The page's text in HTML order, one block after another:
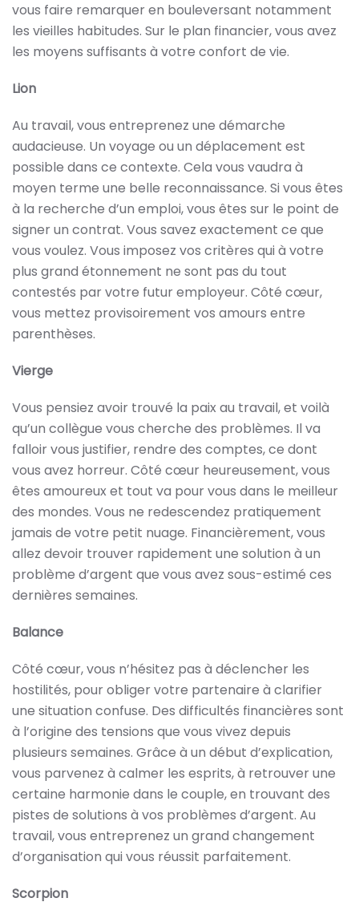
vous faire remarquer en bouleversant notamment
les vieilles habitudes. Sur le plan financier, vous avez
les moyens suffisants à votre confort de vie.
Lion
Au travail, vous entreprenez une démarche
audacieuse. Un voyage ou un déplacement est
possible dans ce contexte. Cela vous vaudra à
moyen terme une belle reconnaissance. Si vous êtes
à la recherche d’un emploi, vous êtes sur le point de
signer un contrat. Vous savez exactement ce que
vous voulez. Vous imposez vos critères qui à votre
plus grand étonnement ne sont pas du tout
contestés par votre futur employeur. Côté cœur,
vous mettez provisoirement vos amours entre
parenthèses.
Vierge
Vous pensiez avoir trouvé la paix au travail, et voilà
qu’un collègue vous cherche des problèmes. Il va
falloir vous justifier, rendre des comptes, ce dont
vous avez horreur. Côté cœur heureusement, vous
êtes amoureux et tout va pour vous dans le meilleur
des mondes. Vous ne redescendez pratiquement
jamais de votre petit nuage. Financièrement, vous
allez devoir trouver rapidement une solution à un
problème d’argent que vous avez sous-estimé ces
dernières semaines.
Balance
Côté cœur, vous n’hésitez pas à déclencher les
hostilités, pour obliger votre partenaire à clarifier
une situation confuse. Des difficultés financières sont
à l’origine des tensions que vous vivez depuis
plusieurs semaines. Grâce à un début d’explication,
vous parvenez à calmer les esprits, à retrouver une
certaine harmonie dans le couple, en trouvant des
pistes de solutions à vos problèmes d’argent. Au
travail, vous entreprenez un grand changement
d’organisation qui vous réussit parfaitement.
Scorpion